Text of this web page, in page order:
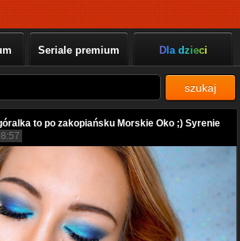
Seriale premium Dla dzieci
szukaj
to po zakopiańsku Morskie Oko ;) Syrenie